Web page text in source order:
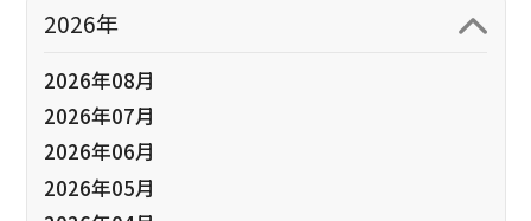
2026年
2026年08月
2026年07月
2026年06月
2026年05月